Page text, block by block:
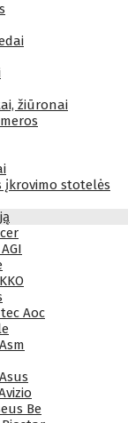
žiūronai
įkrovimo stotelės
AGI
Aoc
Asm
Asus
Be